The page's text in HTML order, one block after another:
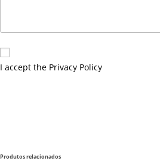
I accept the Privacy Policy
Produtos relacionados